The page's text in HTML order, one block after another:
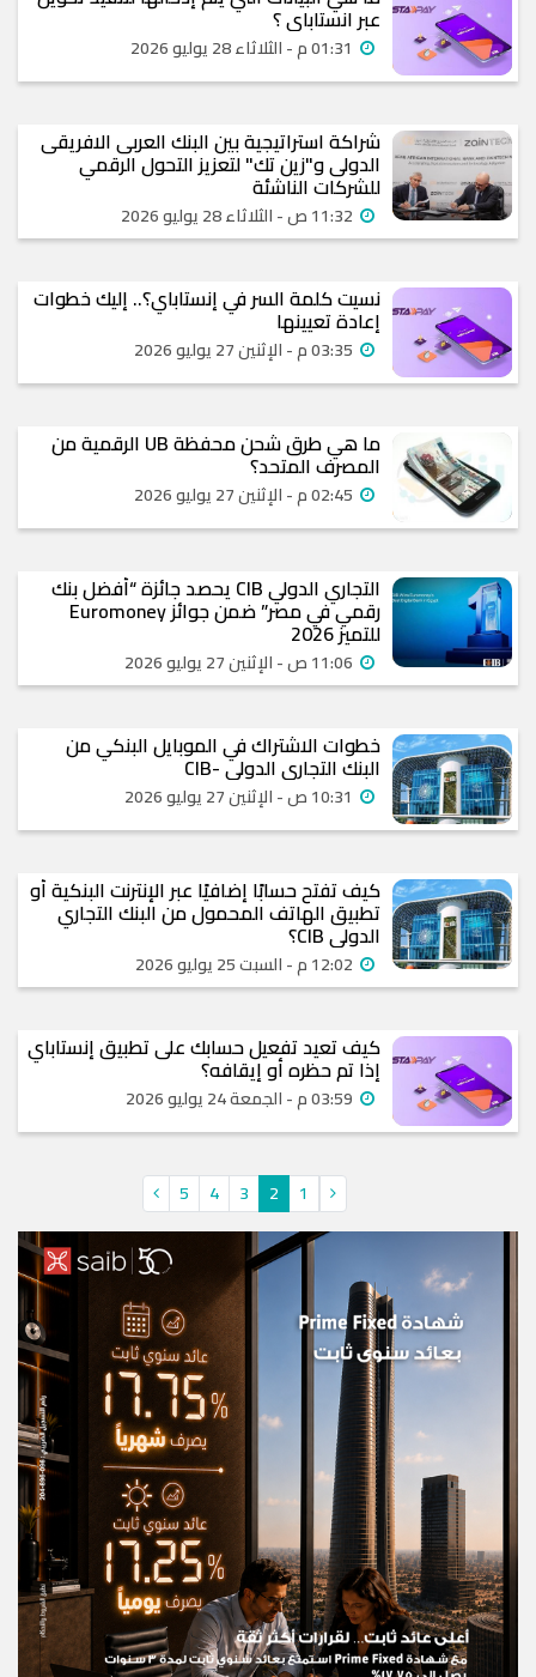
عبر انستاباي ؟
شراكة استراتيجية بين البنك العربى الافريقى
الدولى و"زين تك" لتعزيز التحول الرقمي
للشركات الناشئة
نسيت كلمة السر في إنستاباي؟.. إليك خطوات
إعادة تعيينها
ما هي طرق شحن محفظة UB الرقمية من
المصرف المتحد؟
التجاري الدولي CIB يحصد جائزة “أفضل بنك
رقمي في مصر” ضمن جوائز Euromoney
للتميز 2026
خطوات الاشتراك في الموبايل البنكي من
البنك التجاري الدولي -CIB
كيف تفتح حسابًا إضافيًا عبر الإنترنت البنكية أو
تطبيق الهاتف المحمول من البنك التجاري
الدولي CIB؟
كيف تعيد تفعيل حسابك على تطبيق إنستاباي
إذا تم حظره أو إيقافه؟
1
2
3
4
5